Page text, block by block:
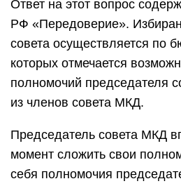
Ответ на этот вопрос
РФ «Передоверие».
совета осуществляется по
которых отмечается
полномочий председателя
из членов совета МКД.
Председатель совета МКД
момент сложить свои
себя полномочия